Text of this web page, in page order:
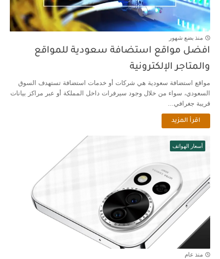
منذ بضع شهور
افضل مواقع استضافة سعودية للمواقع
والمتاجر الإلكترونية
مواقع استضافة سعودية هي شركات أو خدمات استضافة تستهدف السوق
السعودي، سواء من خلال وجود سيرفرات داخل المملكة أو عبر مراكز بيانات
قريبة جغرافي...
اقرأ المزيد
أسعار الهواتف
منذ عام